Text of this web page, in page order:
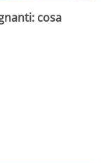
cosa